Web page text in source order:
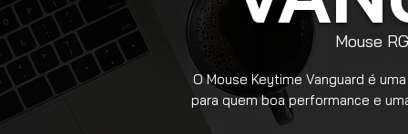
O Mouse Keytime Vanguard é
para quem boa performance e
Mouse